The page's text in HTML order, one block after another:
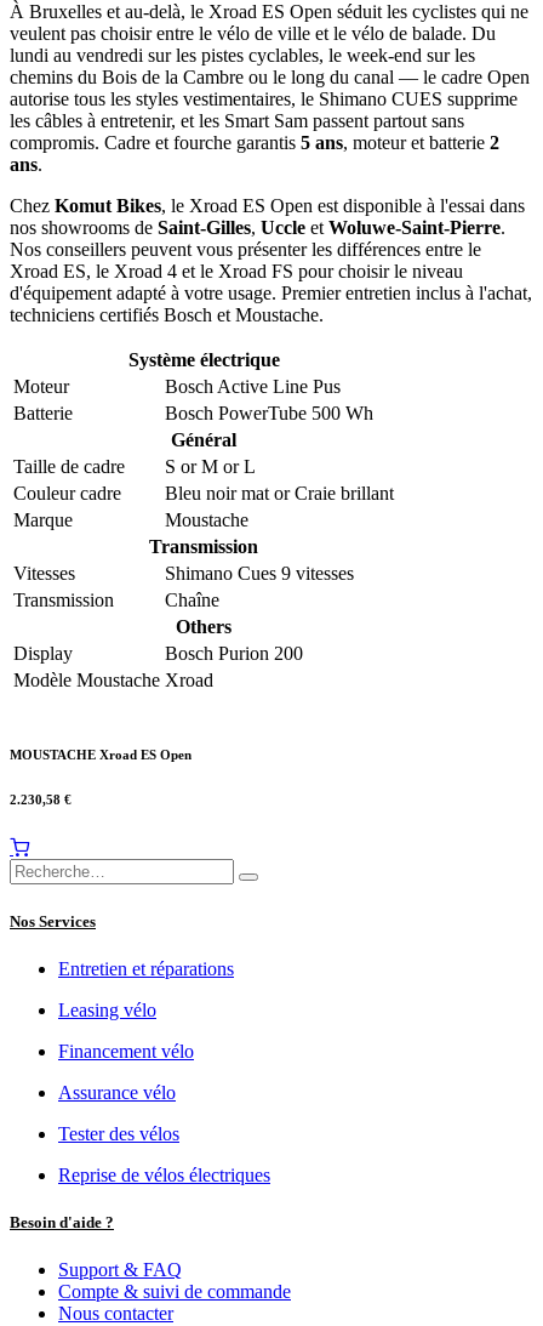
À Bruxelles et au-delà, le Xroad ES Open séduit les cyclistes qui ne
veulent pas choisir entre le vélo de ville et le vélo de balade. Du
lundi au vendredi sur les pistes cyclables, le week-end sur les
chemins du Bois de la Cambre ou le long du canal — le cadre Open
autorise tous les styles vestimentaires, le Shimano CUES supprime
les câbles à entretenir, et les Smart Sam passent partout sans
compromis. Cadre et fourche garantis 5 ans, moteur et batterie 2
ans.
Chez Komut Bikes, le Xroad ES Open est disponible à l'essai dans
nos showrooms de Saint-Gilles, Uccle etWoluwe-Saint-Pierre.
Nos conseillers peuvent vous présenter les différences entre le
Xroad ES, le Xroad 4 et le Xroad FS pour choisir le niveau
d'équipement adapté à votre usage. Premier entretien inclus à l'achat,
techniciens certifiés Bosch et Moustache.
Système électrique
Moteur
Bosch Active Line Pus
Batterie
Bosch PowerTube 500 Wh
Général
Taille de cadre
S orM orL
Couleur cadre
Bleu noir matorCraie brillant
Marque
Moustache
Transmission
Vitesses
Shimano Cues 9 vitesses
Transmission
Chaîne
Others
Display
Bosch Purion 200
Modèle Moustache Xroad
MOUSTACHE Xroad ES Open
2.230,58 €
Nos Services
Entretien et réparations
Leasing vélo
Financement vélo
Assurance vélo
Tester des vélos
Reprise de vélos électriques
Besoin d'aide ?
Support & FAQ
Compte & suivi de commande
Nous contacter